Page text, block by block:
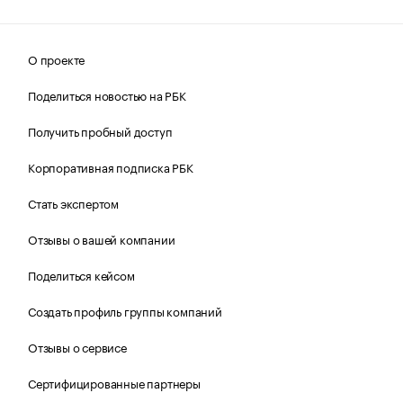
О проекте
Поделиться новостью на РБК
Получить пробный доступ
Корпоративная подписка РБК
Стать экспертом
Отзывы о вашей компании
Поделиться кейсом
Создать профиль группы компаний
Отзывы о сервисе
Сертифицированные партнеры